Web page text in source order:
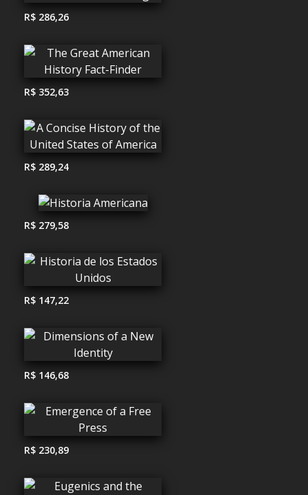
R$ 286,26
R$ 352,63
R$ 289,24
R$ 279,58
R$ 147,22
R$ 146,68
R$ 230,89